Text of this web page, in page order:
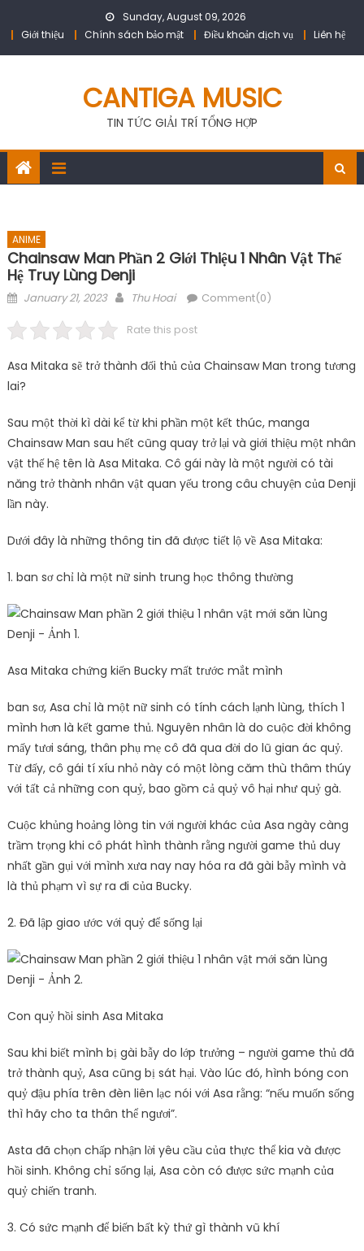
Sunday, August 09, 2026
Giới thiệu
Chính sách bảo mật Điều khoản dịch vụ Liên hệ
CANTIGA MUSIC
TIN TỨC GIẢI TRÍ TỔNG HỢP
ANIME
Chainsaw Man Phần 2 Giới Thiệu 1 Nhân Vật Thế
Hệ Truy Lùng Denji
Posted
January 21, 2023 Author
Thu Hoai Comment(0)
Rate this post
Asa Mitaka sẽ trở thành đối thủ của Chainsaw Man trong tương
lai?
Sau một thời kì dài kể từ khi phần một kết thúc, manga
Chainsaw Man sau hết cũng quay trở lại và giới thiệu một nhân
vật thế hệ tên là Asa Mitaka. Cô gái này là một người có tài
năng trở thành nhân vật quan yếu trong câu chuyện của Denji
lần này.
Dưới đây là những thông tin đã được tiết lộ về Asa Mitaka:
1. ban sơ chỉ là một nữ sinh trung học thông thường
Asa Mitaka chứng kiến ​​Bucky mất trước mắt mình
ban sơ, Asa chỉ là một nữ sinh có tính cách lạnh lùng, thích 1
mình hơn là kết game thủ. Nguyên nhân là do cuộc đời không
mấy tươi sáng, thân phụ mẹ cô đã qua đời do lũ gian ác quỷ.
Từ đấy, cô gái tí xíu nhỏ này có một lòng căm thù thâm thúy
với tất cả những con quỷ, bao gồm cả quỷ vô hại như quỷ gà.
Cuộc khủng hoảng lòng tin với người khác của Asa ngày càng
trầm trọng khi cô phát hình thành rằng người game thủ duy
nhất gần gụi với mình xưa nay nay hóa ra đã gài bẫy mình và
là thủ phạm vì sự ra đi của Bucky.
2. Đã lập giao ước với quỷ để sống lại
Con quỷ hồi sinh Asa Mitaka
Sau khi biết mình bị gài bẫy do lớp trưởng – người game thủ đã
trở thành quỷ, Asa cũng bị sát hại. Vào lúc đó, hình bóng con
quỷ đậu phía trên đèn liên lạc nói với Asa rằng: “nếu muốn sống
thì hãy cho ta thân thể ngươi”.
Asta đã chọn chấp nhận lời yêu cầu của thực thể kia và được
hồi sinh. Không chỉ sống lại, Asa còn có được sức mạnh của
quỷ chiến tranh.
3. Có sức mạnh để biến bất kỳ thứ gì thành vũ khí